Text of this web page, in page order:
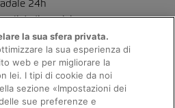
24h
di servizio
attraente
individualizzate
Appuntamento
la sua sfera privata.
la sua esperienza di
web e per migliorare la
lei. I tipi di cookie da noi
sezione «Impostazioni dei
sue preferenze e